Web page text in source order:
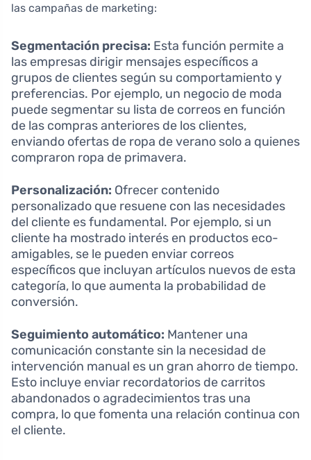
las campañas de marketing:
Segmentación precisa: Esta función permite a
las empresas dirigir mensajes específicos a
grupos de clientes según su comportamiento y
preferencias. Por ejemplo, un negocio de moda
puede segmentar su lista de correos en función
de las compras anteriores de los clientes,
enviando ofertas de ropa de verano solo a quienes
compraron ropa de primavera.
Personalización: Ofrecer contenido
personalizado que resuene con las necesidades
del cliente es fundamental. Por ejemplo, si un
cliente ha mostrado interés en productos eco-
amigables, se le pueden enviar correos
específicos que incluyan artículos nuevos de esta
categoría, lo que aumenta la probabilidad de
conversión.
Seguimiento automático: Mantener una
comunicación constante sin la necesidad de
intervención manual es un gran ahorro de tiempo.
Esto incluye enviar recordatorios de carritos
abandonados o agradecimientos tras una
compra, lo que fomenta una relación continua con
el cliente.